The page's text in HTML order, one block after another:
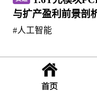
与扩产盈利前景剖
#人工智能